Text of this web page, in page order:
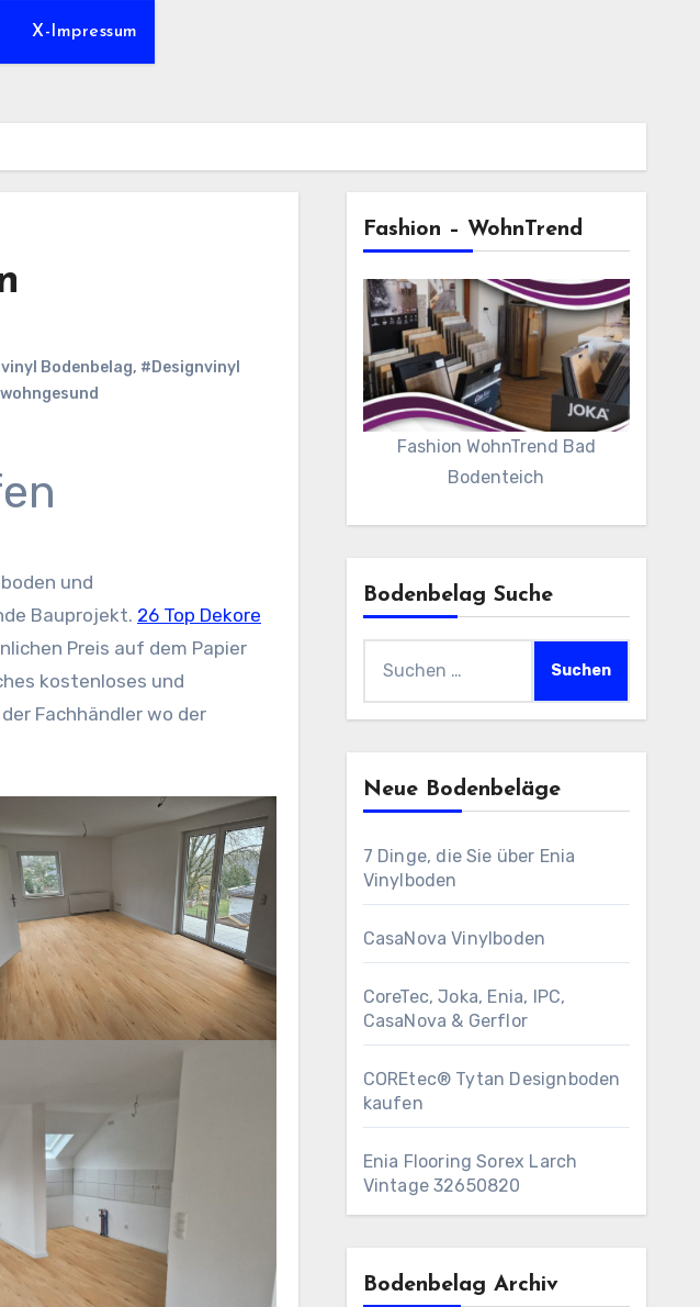
X-Impressum
Bodenbelag, #Designvinyl
und
Bauprojekt. 26 Top Dekore
Preis auf dem Papier
kostenloses und
Fachhändler wo der
Fashion – WohnTrend
Fashion WohnTrend Bad
Bodenteich
Bodenbelag Suche
nach:
Neue Bodenbeläge
7 Dinge, die Sie über Enia
Vinylboden
CasaNova Vinylboden
CoreTec, Joka, Enia, IPC,
CasaNova & Gerflor
COREtec® Tytan Designboden
kaufen
Enia Flooring Sorex ​Larch
Vintage 32650820
Bodenbelag Archiv